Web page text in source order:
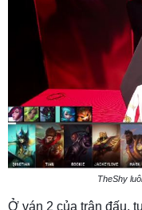
TheShy
Ở ván 2 của trận đấu,